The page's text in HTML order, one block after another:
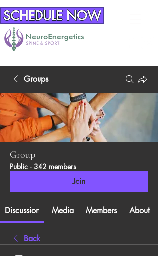
SCHEDULE NOW
Groups
Group
Public · 342 members
Join
Discussion Media Members About
Back